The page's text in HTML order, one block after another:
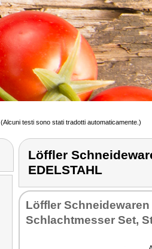
(Alcuni testi sono stati tradotti automaticamente.)
Löffler
EDELSTAHL
Löffler Schneidewaren
Schlachtmesser Set,